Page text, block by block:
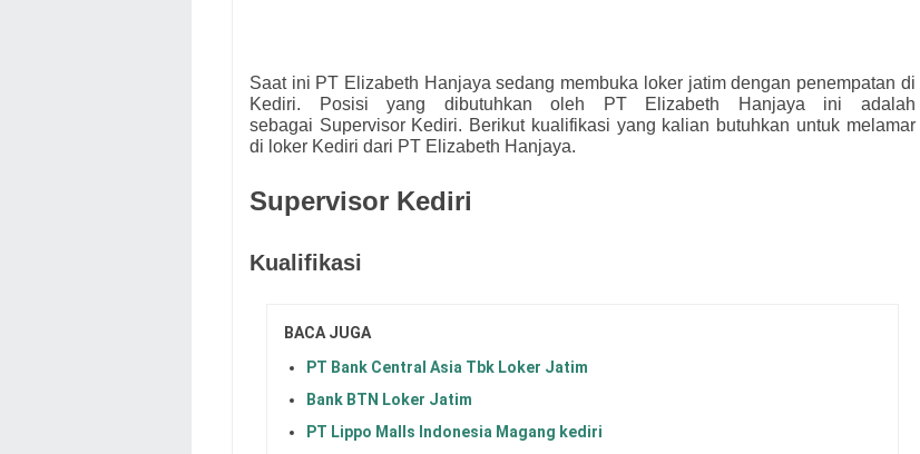
Saat ini PT Elizabeth Hanjayasedang membuka loker jatim dengan penempatan di
Kediri. Posisi yang dibutuhkan oleh
PT Elizabeth Hanjaya ini adalah
sebagai Supervisor Kediri. Berikut kualifikasi yang kalian butuhkan untuk melamar
di loker Kediri dari PT Elizabeth Hanjaya.
Supervisor Kediri
Kualifikasi
BACA JUGA
PT Bank Central Asia Tbk Loker Jatim
Bank BTN Loker Jatim
PT Lippo Malls Indonesia Magang kediri